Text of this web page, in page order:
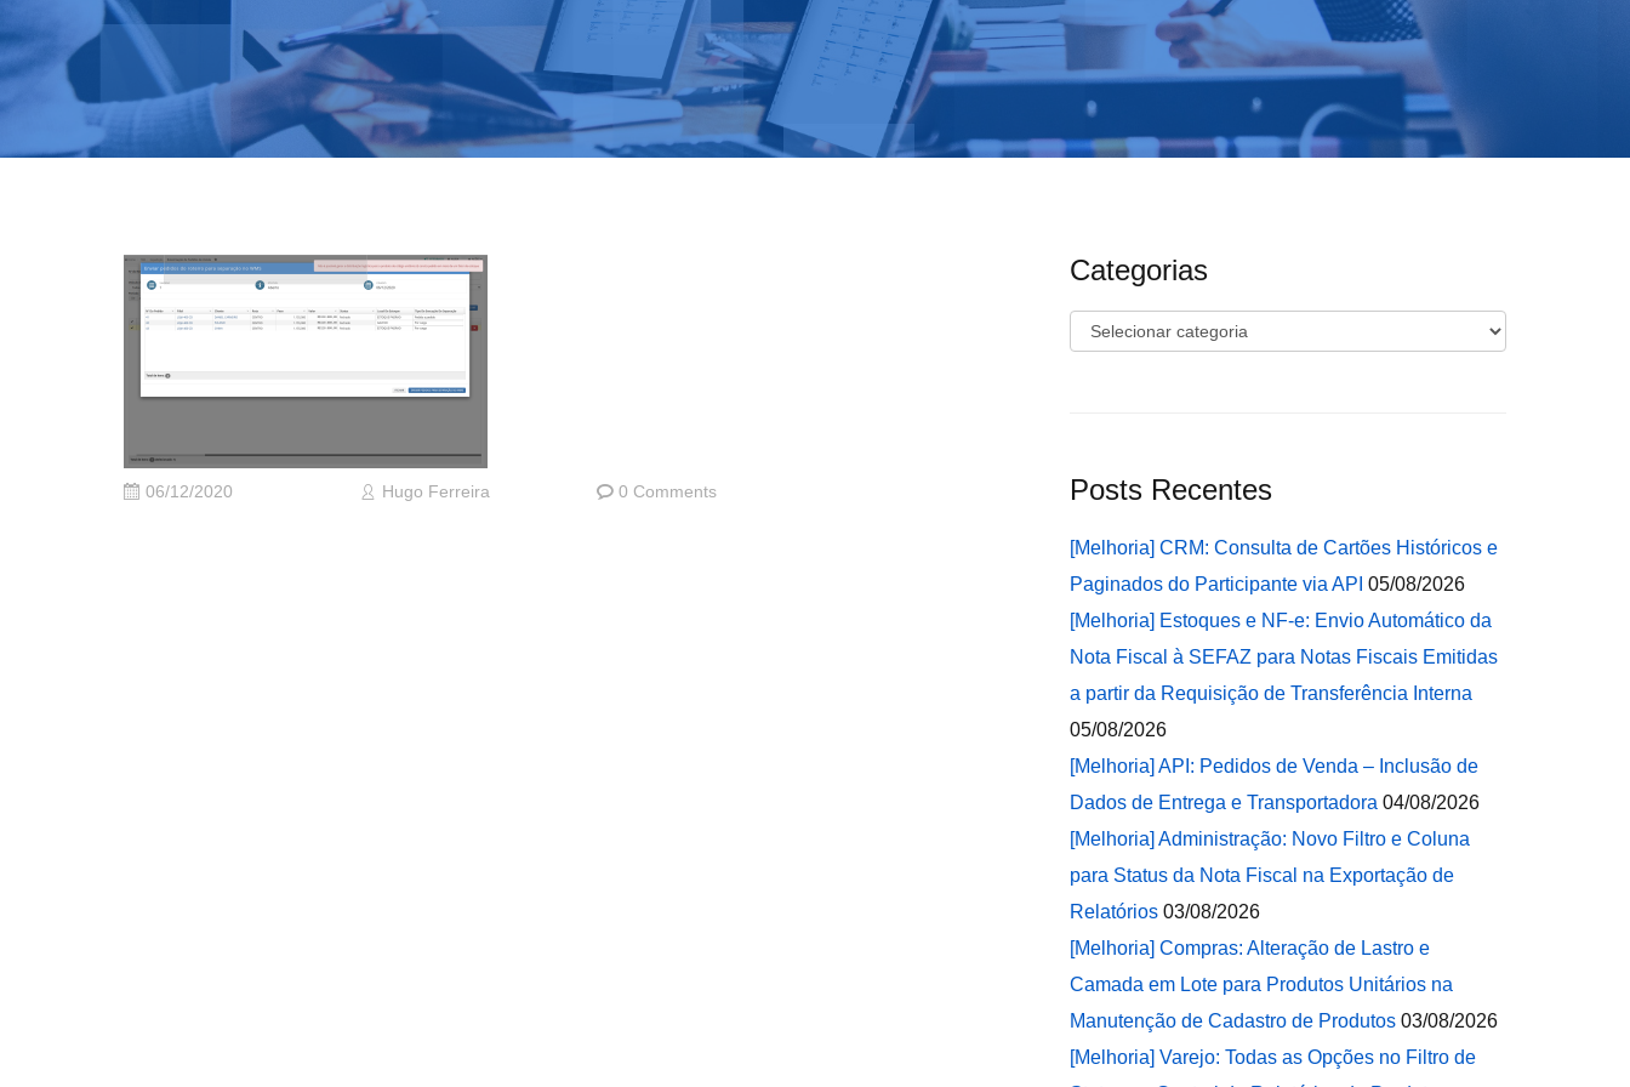
06/12/2020 Hugo Ferreira 0 Comments
Categorias
Categorias
Posts Recentes
[Melhoria] CRM: Consulta de Cartões Históricos e
Paginados do Participante via API 05/08/2026
[Melhoria] Estoques e NF-e: Envio Automático da
Nota Fiscal à SEFAZ para Notas Fiscais Emitidas
a partir da Requisição de Transferência Interna
05/08/2026
[Melhoria] API: Pedidos de Venda – Inclusão de
Dados de Entrega e Transportadora 04/08/2026
[Melhoria] Administração: Novo Filtro e Coluna
para Status da Nota Fiscal na Exportação de
Relatórios 03/08/2026
[Melhoria] Compras: Alteração de Lastro e
Camada em Lote para Produtos Unitários na
Manutenção de Cadastro de Produtos 03/08/2026
[Melhoria] Varejo: Todas as Opções no Filtro de